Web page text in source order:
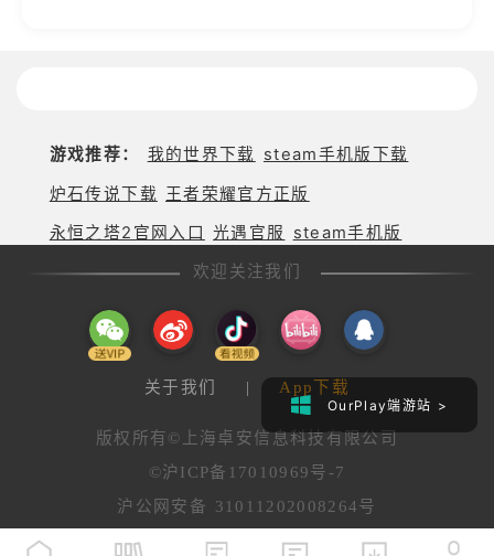
游戏推荐： 我的世界下载 steam手机版下载
炉石传说下载 王者荣耀官方正版
永恒之塔2官网入口
光遇官服
steam手机版
欢迎关注我们
关于我们 | App下载
版权所有©上海卓安信息科技有限公司
©沪ICP备17010969号-7
沪公网安备 31011202008264号
OurPlay端游站 >